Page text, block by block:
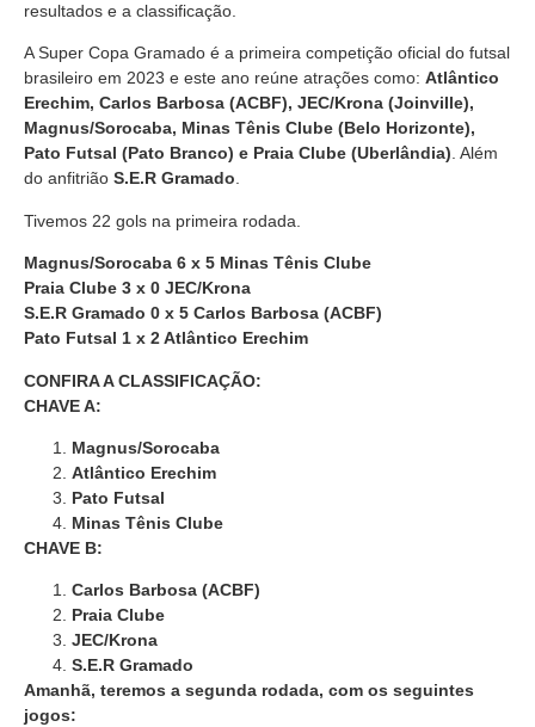
resultados e a classificação.
A Super Copa Gramado é a primeira competição oficial do futsal
brasileiro em 2023 e este ano reúne atrações como: Atlântico
Erechim, Carlos Barbosa (ACBF), JEC/Krona (Joinville),
Magnus/Sorocaba, Minas Tênis Clube (Belo Horizonte),
Pato Futsal (Pato Branco) e Praia Clube (Uberlândia). Além
do anfitrião S.E.R Gramado.
Tivemos 22 gols na primeira rodada.
Magnus/Sorocaba 6 x 5 Minas Tênis Clube
Praia Clube 3 x 0 JEC/Krona
S.E.R Gramado 0 x 5 Carlos Barbosa (ACBF)
Pato Futsal 1 x 2 Atlântico Erechim
CONFIRA A CLASSIFICAÇÃO:
CHAVE A:
Magnus/Sorocaba
Atlântico Erechim
Pato Futsal
Minas Tênis Clube
CHAVE B:
Carlos Barbosa (ACBF)
Praia Clube
JEC/Krona
S.E.R Gramado
Amanhã, teremos a segunda rodada, com os seguintes
jogos: